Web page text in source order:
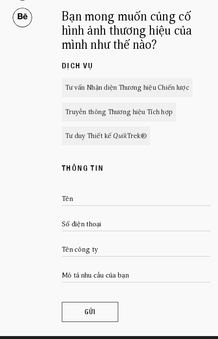
Bạn mong muốn củng cố
hình ảnh thương hiệu của
mình như thế nào?
DỊCH VỤ
Tư vấn Nhận diện Thương hiệu Chiến lược
Truyền thông Thương hiệu Tích hợp
Tư duy Thiết kế QuikTrek®
THÔNG TIN
Tên
Số điện thoại
Tên công ty
Mô tả nhu cầu của bạn
GỬI